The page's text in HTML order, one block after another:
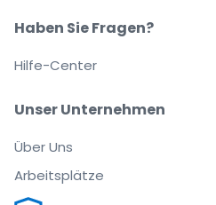
Unser Unternehmen
Über Uns
Arbeitsplätze
Haben Sie Fragen?
Hilfe-Center